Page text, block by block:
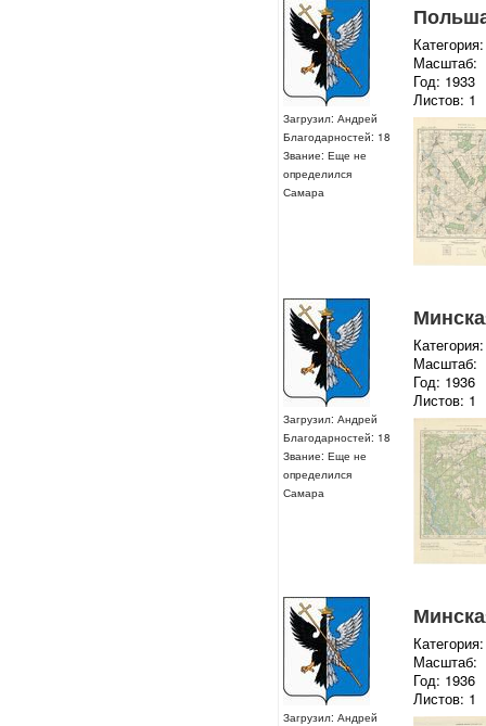
Загрузил: Андрей
Благодарностей: 18
Звание: Еще не
определился
Самара
Масштаб:
Год: 1933
Листов: 1
Загрузил: Андрей
Благодарностей: 18
Звание: Еще не
определился
Самара
Масштаб:
Год: 1936
Листов: 1
Загрузил: Андрей
Масштаб:
Год: 1936
Листов: 1